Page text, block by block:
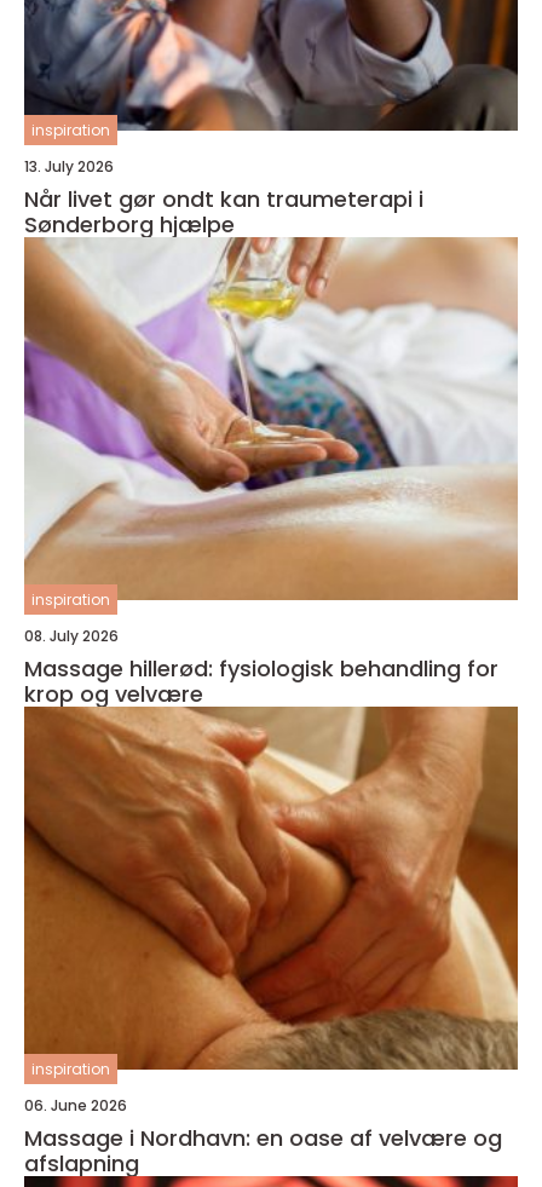
inspiration
13. July 2026
Når livet gør ondt kan traumeterapi i
Sønderborg hjælpe
inspiration
08. July 2026
Massage hillerød: fysiologisk behandling for
krop og velvære
inspiration
06. June 2026
Massage i Nordhavn: en oase af velvære og
afslapning